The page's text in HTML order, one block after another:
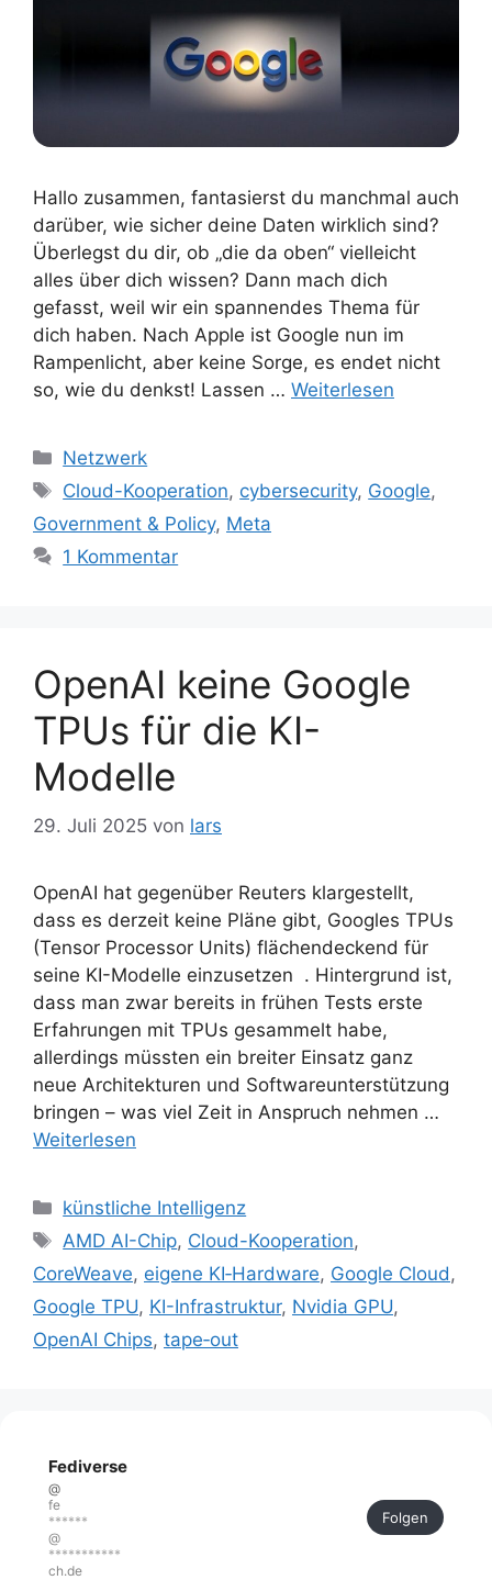
Hallo zusammen, fantasierst du manchmal auch
darüber, wie sicher deine Daten wirklich sind?
Überlegst du dir, ob „die da oben“ vielleicht
alles über dich wissen? Dann mach dich
gefasst, weil wir ein spannendes Thema für
dich haben. Nach Apple ist Google nun im
Rampenlicht, aber keine Sorge, es endet nicht
so, wie du denkst! Lassen … Weiterlesen
Kategorien
Netzwerk
Schlagwörter
Cloud-Kooperation, cybersecurity, Google,
Government & Policy, Meta
1 Kommentar
OpenAI keine Google
TPUs für die KI-
Modelle
29. Juli 2025 von lars
OpenAI hat gegenüber Reuters klargestellt,
dass es derzeit keine Pläne gibt, Googles TPUs
(Tensor Processor Units) flächendeckend für
seine KI-Modelle einzusetzen . Hintergrund ist,
dass man zwar bereits in frühen Tests erste
Erfahrungen mit TPUs gesammelt habe,
allerdings müssten ein breiter Einsatz ganz
neue Architekturen und Softwareunterstützung
bringen – was viel Zeit in Anspruch nehmen …
Weiterlesen
Kategorien
künstliche Intelligenz
Schlagwörter
AMD AI-Chip, Cloud-Kooperation,
CoreWeave, eigene KI‑Hardware, Google Cloud ,
Google TPU, KI-Infrastruktur, Nvidia GPU,
OpenAI Chips, tape‑out
Fediverse
@
fe
******
@
***********
ch.de
Folgen